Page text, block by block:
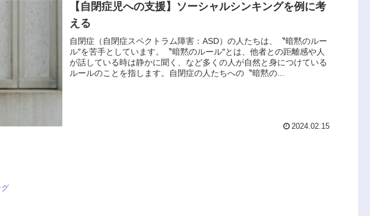
【自閉症児への支援】ソーシャルシンキングを例に考
える
自閉症（自閉症スペクトラム障害：ASD）の人たちは、〝暗黙のルー
ル″を苦手としています。〝暗黙のルール″とは、他者との距離感や人
が話している時は静かに聞く、など多くの人が自然と身につけている
ルールのことを指します。自閉症の人たちへの〝暗黙の...
2024.02.15